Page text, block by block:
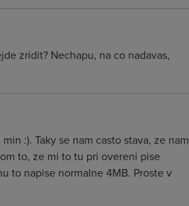
zridit? Nechapu, na co nadavas,
:). Taky se nam casto stava, ze nam
to, ze mi to tu pri overeni pise
to napise normalne 4MB. Proste v